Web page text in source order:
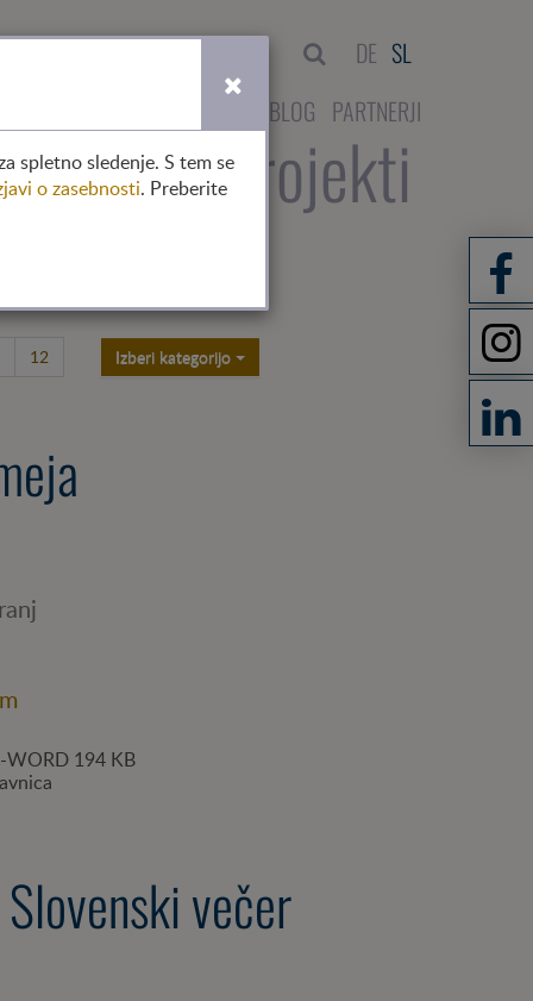
člani projekti
BLOG PARTNERJI
iščiDE SL
12 Izberi kategorijo
WORD 194 KB
večer
spletno sledenje. S tem se
o zasebnosti. Preberite